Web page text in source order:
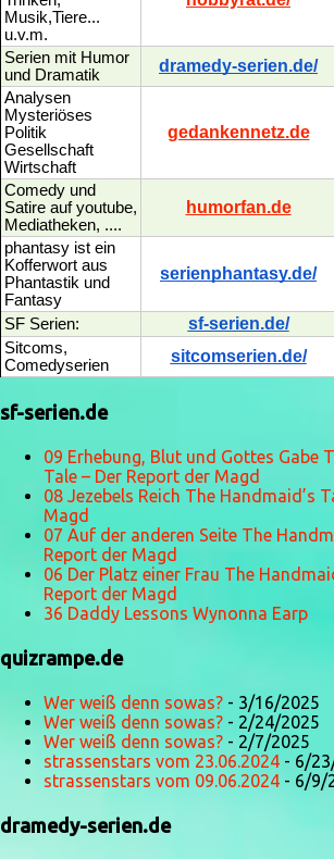
Musik,Tiere...
u.v.m.
Serien mit Humor
und Dramatik
dramedy-serien.de/
Analysen
Mysteriöses
Politik
Gesellschaft
Wirtschaft
gedankennetz.de
Comedy und
Satire auf youtube,
Mediatheken, ....
humorfan.de
phantasy ist ein
Kofferwort aus
Phantastik und
Fantasy
serienphantasy.de/
SF Serien: sf-serien.de/
Sitcoms,
Comedyserien
sitcomserien.de/
sf-serien.de
09 Erhebung, Blut und Gottes Gabe
Tale – Der Report der Magd
08 Jezebels Reich The Handmaid’s
Magd
07 Auf der anderen Seite The
Report der Magd
06 Der Platz einer Frau The
Report der Magd
36 Daddy Lessons Wynonna Earp
quizrampe.de
Wer weiß denn sowas? - 3/16/2025
Wer weiß denn sowas? - 2/24/2025
Wer weiß denn sowas? - 2/7/2025
strassenstars vom 23.06.2024 - 6/
strassenstars vom 09.06.2024 - 6/9/
dramedy-serien.de